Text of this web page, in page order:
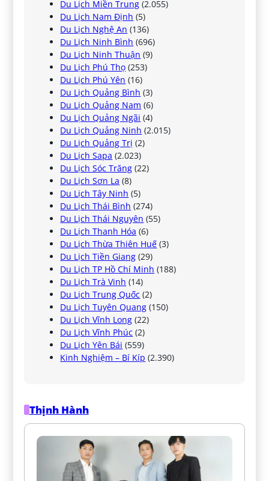
Du Lịch Miền Trung (2.055)
Du Lịch Nam Định (5)
Du Lịch Nghệ An (136)
Du Lịch Ninh Bình (696)
Du Lịch Ninh Thuận (9)
Du Lịch Phú Thọ (253)
Du Lịch Phú Yên (16)
Du Lịch Quảng Bình (3)
Du Lịch Quảng Nam (6)
Du Lịch Quảng Ngãi (4)
Du Lịch Quảng Ninh (2.015)
Du Lịch Quảng Trị (2)
Du Lịch Sapa (2.023)
Du Lịch Sóc Trăng (22)
Du Lịch Sơn La (8)
Du Lịch Tây Ninh (5)
Du Lịch Thái Bình (274)
Du Lịch Thái Nguyên (55)
Du Lịch Thanh Hóa (6)
Du Lịch Thừa Thiên Huế (3)
Du Lịch Tiền Giang (29)
Du Lịch TP Hồ Chí Minh (188)
Du Lịch Trà Vinh (14)
Du Lịch Trung Quốc (2)
Du Lịch Tuyên Quang (150)
Du Lịch Vĩnh Long (22)
Du Lịch Vĩnh Phúc (2)
Du Lịch Yên Bái (559)
Kinh Nghiệm – Bí Kíp (2.390)
Thịnh Hành